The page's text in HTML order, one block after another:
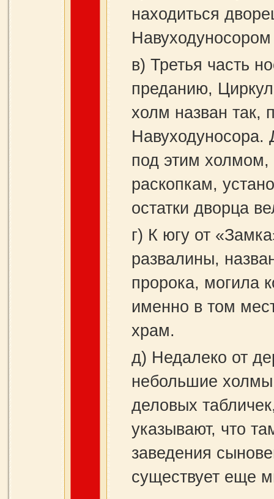
находиться
в) Третья часть
преданию,
холм назван так,
Навуходуносора.
под этим холмом,
раскопкам,
остатки дворца
г) К югу от
развалины,
пророка, могила
именно в том
храм.
д) Недалеко от
небольшие
деловых
указывают, что
заведения
существует еще